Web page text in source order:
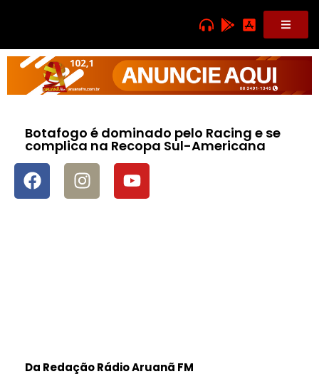
Botafogo é dominado pelo Racing e se
complica na Recopa Sul-Americana
Da Redação Rádio Aruanã FM